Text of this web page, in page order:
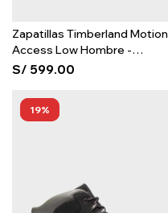
Zapatillas Timberland Motion
Access Low Hombre -
Blackout Knit
S/ 599.00
19